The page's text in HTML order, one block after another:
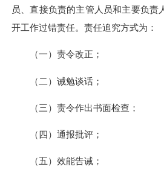
员、直接负责的主管人员和主要负责
开工作过错责任。责任追究方式为：
（一）责令改正；
（二）诫勉谈话；
（三）责令作出书面检查；
（四）通报批评；
（五）效能告诫；